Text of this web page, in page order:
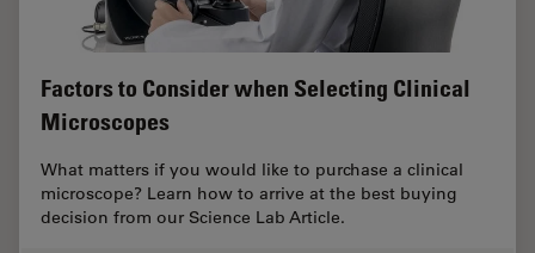
Factors to Consider when Selecting Clinical
Microscopes
What matters if you would like to purchase a clinical
microscope? Learn how to arrive at the best buying
decision from our Science Lab Article.